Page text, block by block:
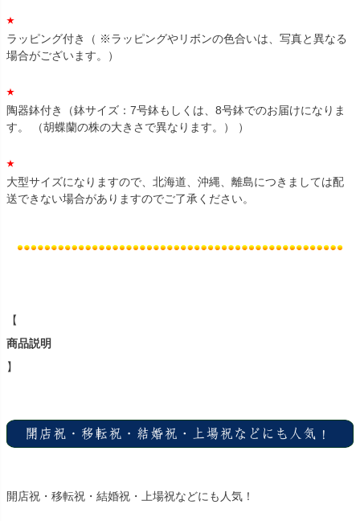
ラッピング付き（ ※ラッピングやリボンの色合いは、写真と異なる
場合がございます。）
陶器鉢付き（鉢サイズ：7号鉢もしくは、8号鉢でのお届けになりま
す。 （胡蝶蘭の株の大きさで異なります。） ）
大型サイズになりますので、北海道、沖縄、離島につきましては配
送できない場合がありますのでご了承ください。
【
商品説明
】
開店祝・移転祝・結婚祝・上場祝などにも人気！